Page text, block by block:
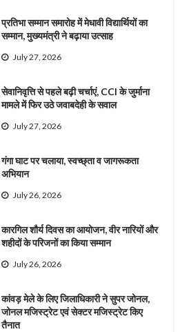
प्रतिभा सम्मान समारोह में मेधावी विद्यार्थियों का
सम्मान, मुख्यमंत्री ने बढ़ाया उत्साह
July 27, 2026
सेवानिवृत्ति से पहले बढ़ी चर्चाएं, CCI के जुर्माना
मामले में फिर उठे जवाबदेही के सवाल
July 27, 2026
गंगा घाट पर चलाया, स्वच्छ्ता व जागरूकता
अभियान
July 26, 2026
कारगिल शौर्य दिवस का आयोजन, वीर नारियों और
शहीदों के परिजनों का किया सम्मान
July 26, 2026
कांवड़ मेले के लिए जिलाधिकारी ने सुपर जोनल,
जोनल मजिस्ट्रेट एवं सेक्टर मजिस्ट्रेट किए
तैनात